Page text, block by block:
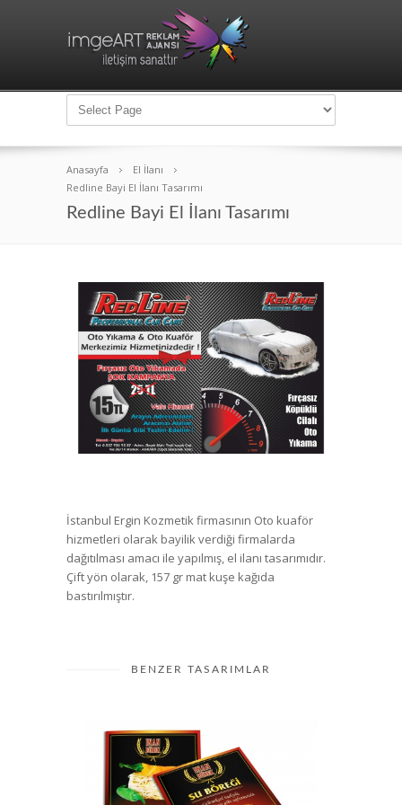
Anasayfa
El İlanı
Redline Bayi El İlanı Tasarımı
Redline Bayi El İlanı Tasarımı
İstanbul Ergin Kozmetik firmasının Oto kuaför
hizmetleri olarak bayilik verdiği firmalarda
dağıtılması amacı ile yapılmış, el ilanı tasarımıdır.
Çift yön olarak, 157 gr mat kuşe kağıda
bastırılmıştır.
BENZER TASARIMLAR